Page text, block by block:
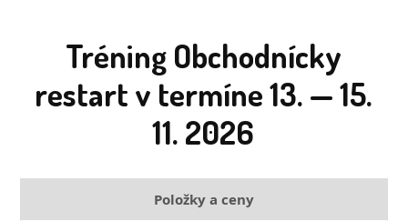
Tréning Obchodnícky
restart v termíne 13. — 15.
11. 2026
Položky a ceny